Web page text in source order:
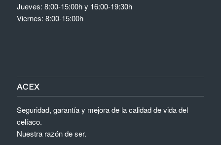
Jueves: 8:00-15:00h y 16:00-19:30h
Viernes: 8:00-15:00h
ACEX
Seguridad, garantía y mejora de la calidad de vida del
celíaco.
Nuestra razón de ser.